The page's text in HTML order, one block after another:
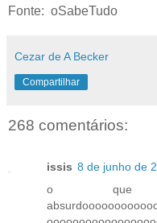
Fonte: oSabeTudo
Cezar de A Becker
Compartilhar
268 comentários:
issis 8 de junho de
o